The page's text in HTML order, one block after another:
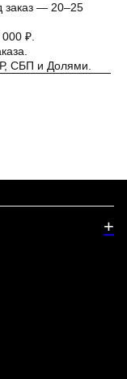
заказ — 20–25
000 ₽.
СБП и Долями.
+